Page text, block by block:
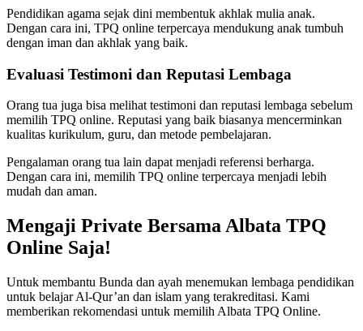
Pendidikan agama sejak dini membentuk akhlak mulia anak.
Dengan cara ini, TPQ online terpercaya mendukung anak tumbuh
dengan iman dan akhlak yang baik.
Evaluasi Testimoni dan Reputasi Lembaga
Orang tua juga bisa melihat testimoni dan reputasi lembaga sebelum
memilih TPQ online. Reputasi yang baik biasanya mencerminkan
kualitas kurikulum, guru, dan metode pembelajaran.
Pengalaman orang tua lain dapat menjadi referensi berharga.
Dengan cara ini, memilih TPQ online terpercaya menjadi lebih
mudah dan aman.
Mengaji Private Bersama Albata TPQ
Online Saja!
Untuk membantu Bunda dan ayah menemukan lembaga pendidikan
untuk belajar Al-Qur’an dan islam yang terakreditasi. Kami
memberikan rekomendasi untuk memilih Albata TPQ Online.